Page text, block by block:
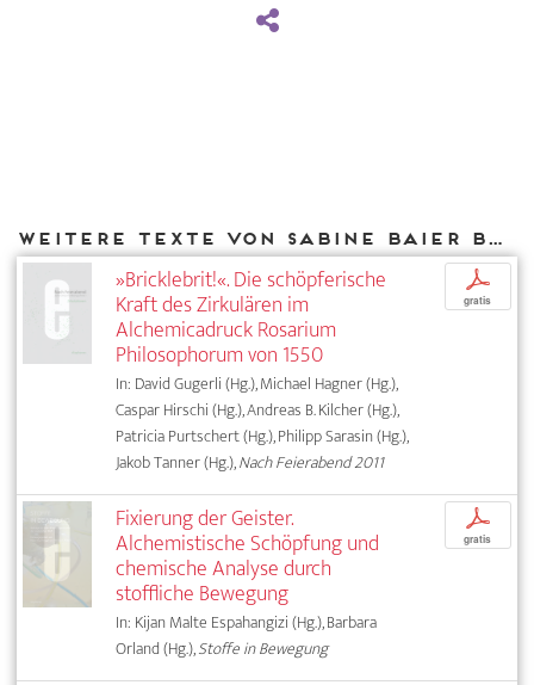
Weitere Texte von Sabine Baier bei DIAPHANES
»Bricklebrit!«. Die schöpferische
Kraft des Zirkulären im
Alchemicadruck Rosarium
Philosophorum von 1550
In: David Gugerli (Hg.), Michael Hagner (Hg.),
Caspar Hirschi (Hg.), Andreas B. Kilcher (Hg.),
Patricia Purtschert (Hg.), Philipp Sarasin (Hg.),
Jakob Tanner (Hg.),Nach Feierabend 2011
p
gratis
Fixierung der Geister.
Alchemistische Schöpfung und
chemische Analyse durch
stoffliche Bewegung
In: Kijan Malte Espahangizi (Hg.), Barbara
Orland (Hg.),Stoffe in Bewegung
p
gratis